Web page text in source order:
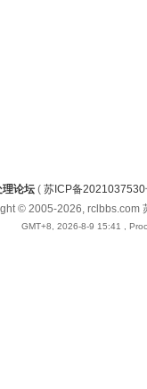
理论坛 ( 苏ICP备
© 2005-2026, rclbbs.com
GMT+8, 2026-8-9 15:41 ,